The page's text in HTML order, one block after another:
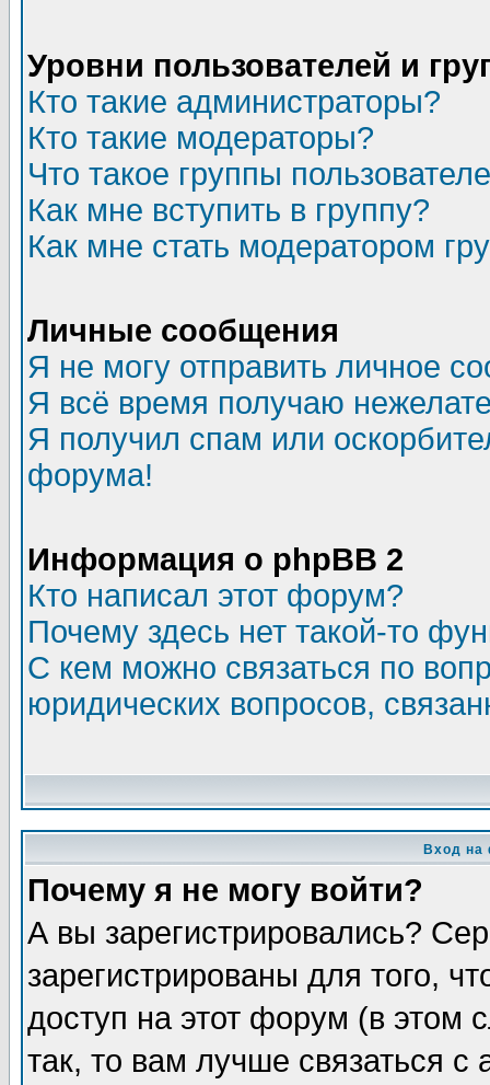
Уровни пользователей и
Кто такие администраторы?
Кто такие модераторы?
Что такое группы
Как мне вступить в группу?
Как мне стать модератором
Личные сообщения
Я не могу отправить личное
Я всё время получаю
Я получил спам или
форума!
Информация о phpBB 2
Кто написал этот форум?
Почему здесь нет такой-то
С кем можно связаться по
юридических вопросов,
Вход на
Почему я не могу войти?
А вы зарегистрировались?
зарегистрированы для того,
доступ на этот форум (в этом
так, то вам лучше связаться